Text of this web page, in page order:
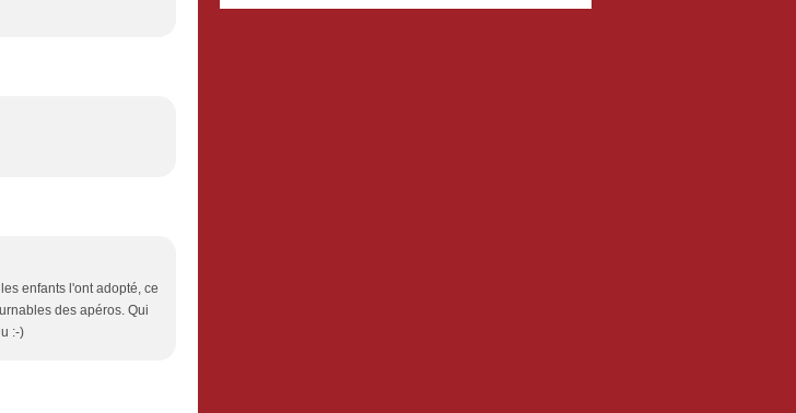
enfants l'ont adopté, ce
des apéros. Qui
:-)